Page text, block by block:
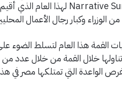
الوزراء وكبار رجال الأعمال
القمة هذا العام لتسلط الضوء
خلال القمة من خلال عدد
الواعدة التي تمتلكها مصر في